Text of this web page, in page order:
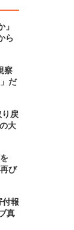
ら
察
だ
戻
大
び
報
真